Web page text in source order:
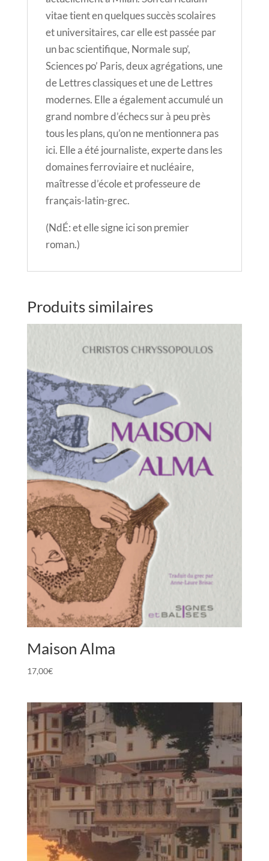
vitae tient en quelques succès scolaires
et universitaires, car elle est passée par
un bac scientifique, Normale sup’,
Sciences po’ Paris, deux agrégations, une
de Lettres classiques et une de Lettres
modernes. Elle a également accumulé un
grand nombre d’échecs sur à peu près
tous les plans, qu’on ne mentionnera pas
ici. Elle a été journaliste, experte dans les
domaines ferroviaire et nucléaire,
maîtresse d’école et professeure de
français-latin-grec.
(NdÉ: et elle signe ici son premier
roman.)
Produits similaires
Maison Alma
17,00€